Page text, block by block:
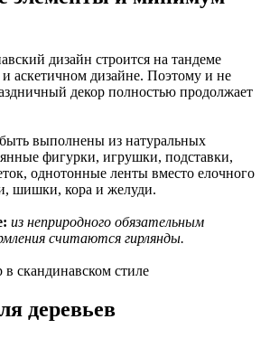
дизайн строится на тандеме
аскетичном дизайне. Поэтому и не
декор полностью продолжает
выполнены из натуральных
фигурки, игрушки, подставки,
однотонные ленты вместо елочного
шишки, кора и желуди.
из неприродного обязательным
считаются гирлянды.
деревьев